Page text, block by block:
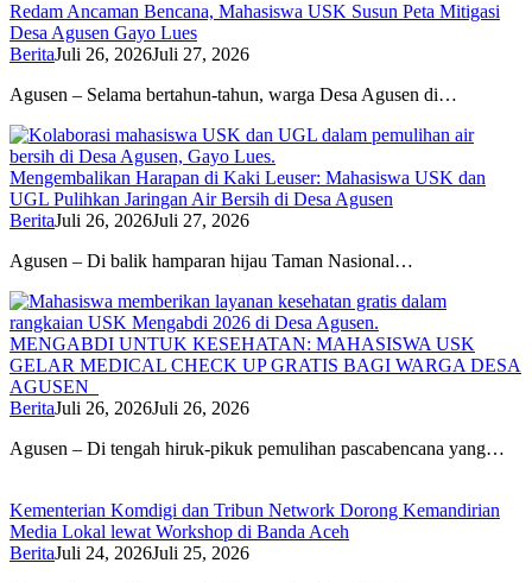
Redam Ancaman Bencana, Mahasiswa USK Susun Peta Mitigasi
Desa Agusen Gayo Lues
BeritaJuli 26, 2026Juli 27, 2026
Agusen – Selama bertahun-tahun, warga Desa Agusen di…
Mengembalikan Harapan di Kaki Leuser: Mahasiswa USK dan
UGL Pulihkan Jaringan Air Bersih di Desa Agusen
BeritaJuli 26, 2026Juli 27, 2026
Agusen – Di balik hamparan hijau Taman Nasional…
MENGABDI UNTUK KESEHATAN: MAHASISWA USK
GELAR MEDICAL CHECK UP GRATIS BAGI WARGA DESA
AGUSEN
BeritaJuli 26, 2026Juli 26, 2026
Agusen – Di tengah hiruk-pikuk pemulihan pascabencana yang…
Kementerian Komdigi dan Tribun Network Dorong Kemandirian
Media Lokal lewat Workshop di Banda Aceh
BeritaJuli 24, 2026Juli 25, 2026